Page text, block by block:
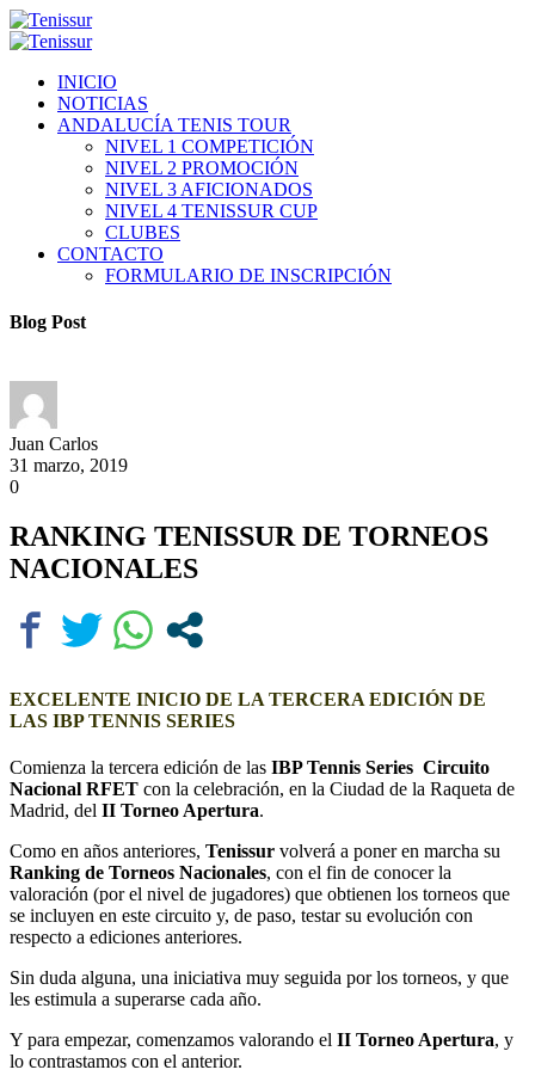
INICIO
NOTICIAS
ANDALUCÍA TENIS TOUR
NIVEL 1 COMPETICIÓN
NIVEL 2 PROMOCIÓN
NIVEL 3 AFICIONADOS
NIVEL 4 TENISSUR CUP
CLUBES
CONTACTO
FORMULARIO DE INSCRIPCIÓN
Blog Post
Juan Carlos
31 marzo, 2019
0
RANKING TENISSUR DE TORNEOS
NACIONALES
EXCELENTE INICIO DE LA TERCERA EDICIÓN DE
LAS IBP TENNIS SERIES
Comienza la tercera edición de las IBP Tennis Series Circuito
Nacional RFET con la celebración, en la Ciudad de la Raqueta de
Madrid, del II Torneo Apertura.
Como en años anteriores, Tenissur volverá a poner en marcha su
Ranking de Torneos Nacionales, con el fin de conocer la
valoración (por el nivel de jugadores) que obtienen los torneos que
se incluyen en este circuito y, de paso, testar su evolución con
respecto a ediciones anteriores.
Sin duda alguna, una iniciativa muy seguida por los torneos, y que
les estimula a superarse cada año.
Y para empezar, comenzamos valorando el II Torneo Apertura, y
lo contrastamos con el anterior.